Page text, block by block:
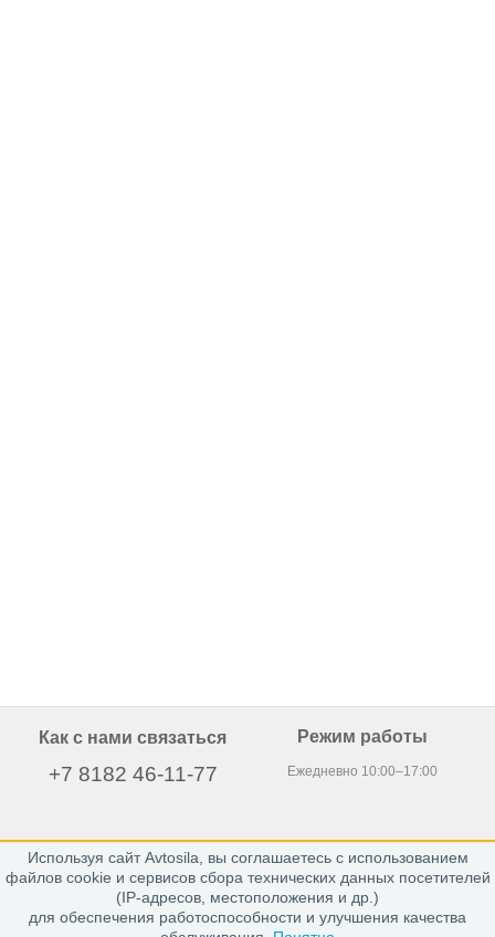
Используя сайт Avtosila, вы соглашаетесь с использованием
файлов cookie и сервисов сбора технических данных посетителей
(IP-адресов, местоположения и др.)
для обеспечения работоспособности и улучшения качества
Как с нами связаться
+7 8182 46-11-77
163020, г. Архангельск,
пр. Никольский 15, офис 212
Режим работы
Ежедневно 10:00–17:00